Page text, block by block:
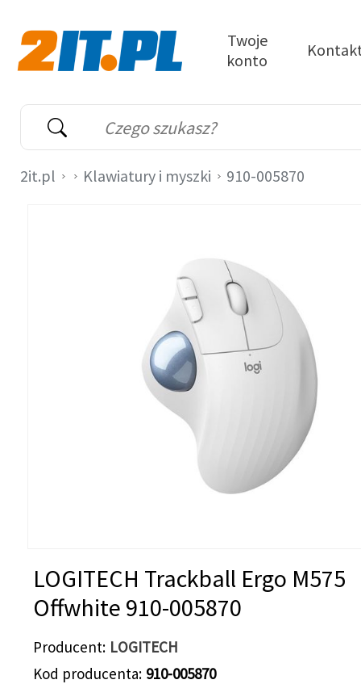
Wyszukiwarka
Słowo kluczowe
Twoje
konto
2it.pl Klawiatury i myszki 910-005870
LOGITECH Trackball Ergo M575
Offwhite 910-005870
Producent LOGITECH
Kod producenta 910-005870